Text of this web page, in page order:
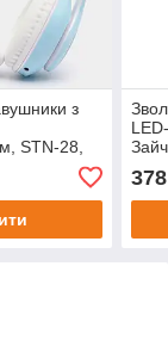
з
STN-28,